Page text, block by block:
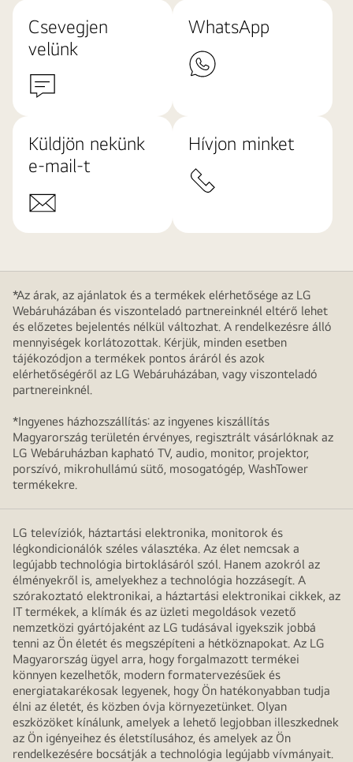
Csevegjen
velünk
WhatsApp
Küldjön nekünk
e-mail-t
Hívjon minket
*Az árak, az ajánlatok és a termékek elérhetősége az LG
Webáruházában és viszonteladó partnereinknél eltérő lehet
és előzetes bejelentés nélkül változhat. A rendelkezésre álló
mennyiségek korlátozottak. Kérjük, minden esetben
tájékozódjon a termékek pontos áráról és azok
elérhetőségéről az LG Webáruházában, vagy viszonteladó
partnereinknél.
*Ingyenes házhozszállítás: az ingyenes kiszállítás
Magyarország területén érvényes, regisztrált vásárlóknak az
LG Webáruházban kapható TV, audio, monitor, projektor,
porszívó, mikrohullámú sütő, mosogatógép, WashTower
termékekre.
LG televíziók, háztartási elektronika, monitorok és
légkondicionálók széles választéka. Az élet nemcsak a
legújabb technológia birtoklásáról szól. Hanem azokról az
élményekről is, amelyekhez a technológia hozzásegít. A
szórakoztató elektronikai, a háztartási elektronikai cikkek, az
IT termékek, a klímák és az üzleti megoldások vezető
nemzetközi gyártójaként az LG tudásával igyekszik jobbá
tenni az Ön életét és megszépíteni a hétköznapokat. Az LG
Magyarország ügyel arra, hogy forgalmazott termékei
könnyen kezelhetők, modern formatervezésűek és
energiatakarékosak legyenek, hogy Ön hatékonyabban tudja
élni az életét, és közben óvja környezetünket. Olyan
eszközöket kínálunk, amelyek a lehető legjobban illeszkednek
az Ön igényeihez és életstílusához, és amelyek az Ön
rendelkezésére bocsátják a technológia legújabb vívmányait.